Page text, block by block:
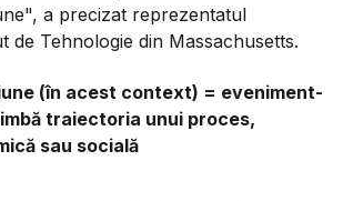
a precizat reprezentatul
de Tehnologie din Massachusetts.
(în acest context) = eveniment-
traiectoria unui proces,
sau socială